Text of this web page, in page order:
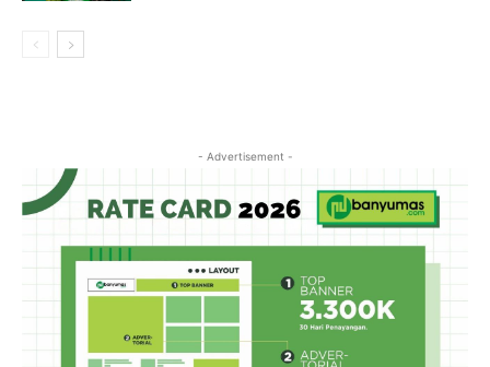
- Advertisement -